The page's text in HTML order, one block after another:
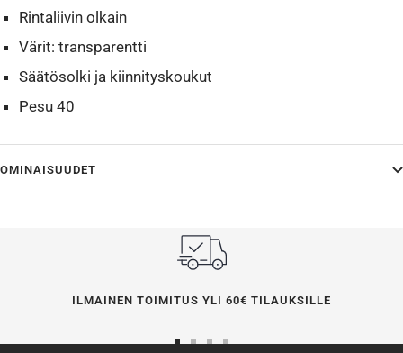
Rintaliivin olkain
Värit: transparentti
Säätösolki ja kiinnityskoukut
Pesu 40
OMINAISUUDET
ILMAINEN TOIMITUS YLI 60€ TILAUKSILLE